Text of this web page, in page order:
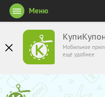
Мобильное
ещё удобнее
Меню